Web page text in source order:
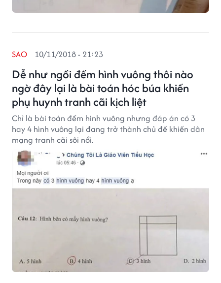
Dễ như ngồi đếm hình vuông thôi nào
ngờ đây lại là bài toán hóc búa khiến
phụ huynh tranh cãi kịch liệt
SAO 10/11/2018 - 21:23
Chỉ là bài toán đếm hình vuông nhưng đáp án có 3
hay 4 hình vuông lại đang trở thành chủ đề khiến dân
mạng tranh cãi sôi nổi.